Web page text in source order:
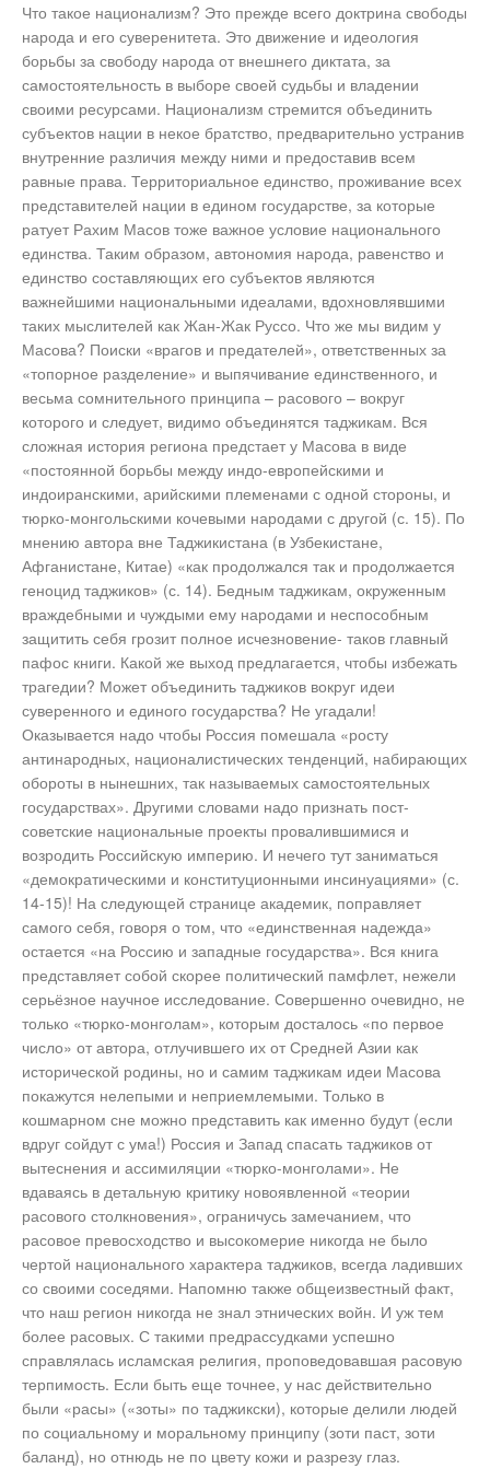
Что такое национализм? Это прежде всего доктрина свободы
народа и его суверенитета. Это движение и идеология
борьбы за свободу народа от внешнего диктата, за
самостоятельность в выборе своей судьбы и владении
своими ресурсами. Национализм стремится объединить
субъектов нации в некое братство, предварительно устранив
внутренние различия между ними и предоставив всем
равные права. Территориальное единство, проживание всех
представителей нации в едином государстве, за которые
ратует Рахим Масов тоже важное условие национального
единства. Таким образом, автономия народа, равенство и
единство составляющих его субъектов являются
важнейшими национальными идеалами, вдохновлявшими
таких мыслителей как Жан-Жак Руссо. Что же мы видим у
Масова? Поиски «врагов и предателей», ответственных за
«топорное разделение» и выпячивание единственного, и
весьма сомнительного принципа – расового – вокруг
которого и следует, видимо объединятся таджикам. Вся
сложная история региона предстает у Масова в виде
«постоянной борьбы между индо-европейскими и
индоиранскими, арийскими племенами с одной стороны, и
тюрко-монгольскими кочевыми народами с другой (с. 15). По
мнению автора вне Таджикистана (в Узбекистане,
Афганистане, Китае) «как продолжался так и продолжается
геноцид таджиков» (с. 14). Бедным таджикам, окруженным
враждебными и чуждыми ему народами и неспособным
защитить себя грозит полное исчезновение- таков главный
пафос книги. Какой же выход предлагается, чтобы избежать
трагедии? Может объединить таджиков вокруг идеи
суверенного и единого государства? Не угадали!
Оказывается надо чтобы Россия помешала «росту
антинародных, националистических тенденций, набирающих
обороты в нынешних, так называемых самостоятельных
государствах». Другими словами надо признать пост-
советские национальные проекты провалившимися и
возродить Российскую империю. И нечего тут заниматься
«демократическими и конституционными инсинуациями» (с.
14-15)! На следующей странице академик, поправляет
самого себя, говоря о том, что «единственная надежда»
остается «на Россию и западные государства». Вся книга
представляет собой скорее политический памфлет, нежели
серьёзное научное исследование. Совершенно очевидно, не
только «тюрко-монголам», которым досталось «по первое
число» от автора, отлучившего их от Средней Азии как
исторической родины, но и самим таджикам идеи Масова
покажутся нелепыми и неприемлемыми. Только в
кошмарном сне можно представить как именно будут (если
вдруг сойдут с ума!) Россия и Запад спасать таджиков от
вытеснения и ассимиляции «тюрко-монголами». Не
вдаваясь в детальную критику новоявленной «теории
расового столкновения», ограничусь замечанием, что
расовое превосходство и высокомерие никогда не было
чертой национального характера таджиков, всегда ладивших
со своими соседями. Напомню также общеизвестный факт,
что наш регион никогда не знал этнических войн. И уж тем
более расовых. С такими предрассудками успешно
справлялась исламская религия, проповедовавшая расовую
терпимость. Если быть еще точнее, у нас действительно
были «расы» («зоты» по таджикски), которые делили людей
по социальному и моральному принципу (зоти паст, зоти
баланд), но отнюдь не по цвету кожи и разрезу глаз.